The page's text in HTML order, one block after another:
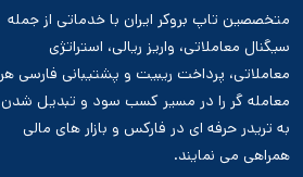
متخصصین تاپ بروکر ایران با خدماتی از جمله
سیگنال معاملاتی، واریز ریالی، استراتژی
معاملاتی، پرداخت ریبیت و پشتیبانی فارسی هر
معامله گر را در مسیر کسب سود و تبدیل شدن
به تریدر حرفه ای در فارکس و بازار های مالی
همراهی می نمایند.